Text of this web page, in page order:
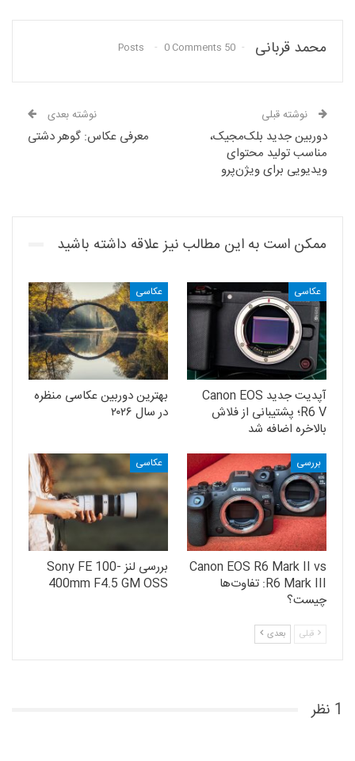
محمد قربانی 50 Posts
0 Comments
نوشته قبلی
دوربین جدید بلک‌مجیک،
مناسب تولید محتوای
ویدیویی برای ویژن‌پرو
نوشته بعدی
معرفی عکاس: گوهر دشتی
ممکن است به این مطالب نیز علاقه داشته باشید
عکاسی
آپدیت جدید Canon EOS
R6 V؛ پشتیبانی از فلاش
بالاخره اضافه شد
عکاسی
بهترین دوربین عکاسی منظره
در سال ۲۰۲۶
بررسی
Canon EOS R6 Mark II vs
R6 Mark III: تفاوت‌ها
چیست؟
عکاسی
بررسی لنز Sony FE 100-
400mm F4.5 GM OSS
قبلی بعدی
1 نظر